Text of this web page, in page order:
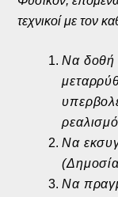
τεχνικοί με τον
Να δοθή
Να
Να